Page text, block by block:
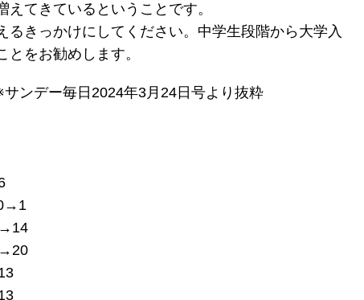
てきているということです。
るきっかけにしてください。中学生段階から大学入
をお勧めします。
ンデー毎日2024年3月24日号より抜粋